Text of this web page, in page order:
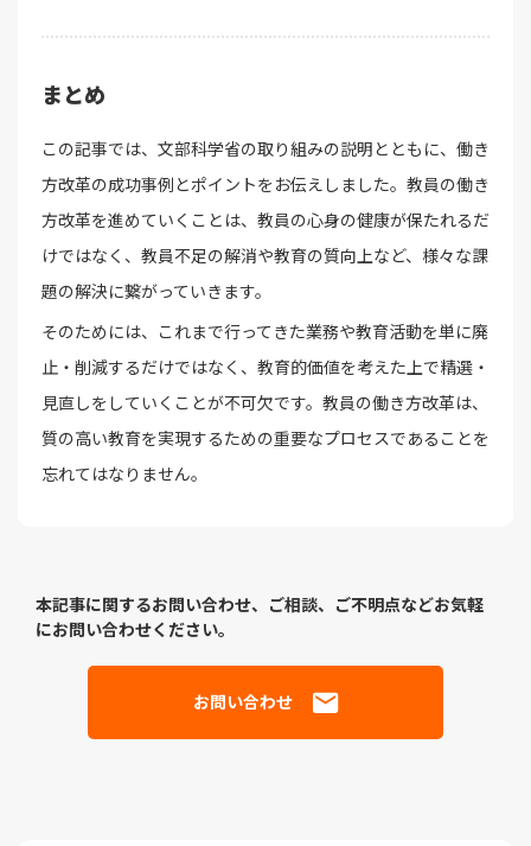
まとめ
この記事では、文部科学省の取り組みの説明とともに、働き
方改革の成功事例とポイントをお伝えしました。教員の働き
方改革を進めていくことは、教員の心身の健康が保たれるだ
けではなく、教員不足の解消や教育の質向上など、様々な課
題の解決に繋がっていきます。
そのためには、これまで行ってきた業務や教育活動を単に廃
止・削減するだけではなく、教育的価値を考えた上で精選・
見直しをしていくことが不可欠です。教員の働き方改革は、
質の高い教育を実現するための重要なプロセスであることを
忘れてはなりません。
本記事に関するお問い合わせ、ご相談、ご不明点などお気軽
にお問い合わせください。
お問い合わせ